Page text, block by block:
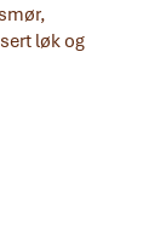
løk og